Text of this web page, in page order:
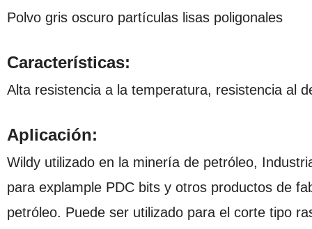
Polvo gris oscuro partículas lisas poligonales
Características:
Alta resistencia a la temperatura, resistencia al
Aplicación:
Wildy utilizado en la minería de petróleo,
para explample PDC bits y otros productos de
petróleo. Puede ser utilizado para el corte tipo